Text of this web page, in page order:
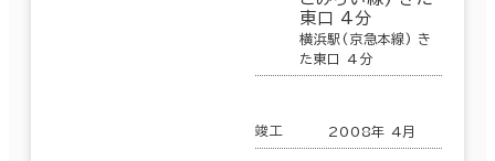
東口 4分
横浜駅(京急本線) き
た東口 4分
竣工 2008年 4月